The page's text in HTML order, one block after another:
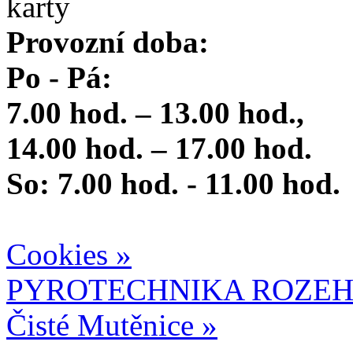
Provozní doba:
Po - Pá:
7.00 hod. – 13.00 hod.,
14.00 hod. – 17.00 hod.
So: 7.00 hod. - 11.00 hod.
Cookies »
PYROTECHNIKA
Čisté Mutěnice »